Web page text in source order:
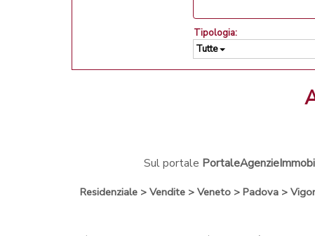
Tipologia:
Tutte
Sul portale
Residenziale > Vendite > Veneto > Padova >